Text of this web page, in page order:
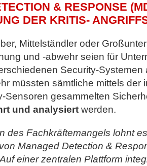
& RESPONSE
DER KRITIS-
Mittelständler oder
und -abwehr seien für
Security-Systemen
müssten sämtliche mittels der
Sensoren gesammelten
und analysiert werden.
des Fachkräftemangels lohnt
Managed Detection &
einer zentralen Plattform